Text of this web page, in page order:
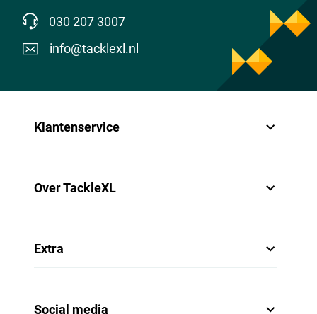
030 207 3007
info@tacklexl.nl
Klantenservice
Over TackleXL
Extra
Social media